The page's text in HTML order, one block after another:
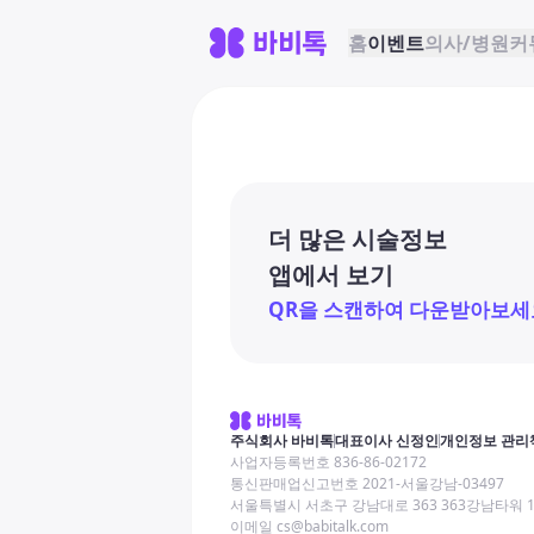
홈이벤트의사/병원커
더 많은 시술정보
앱에서 보기
QR을 스캔하여 다운받아보세
주식회사 바비톡대표이사 신정인개인정보 관리
사업자등록번호 836-86-02172
통신판매업신고번호 2021-서울강남-03497
서울특별시 서초구 강남대로 363 363강남타워
이메일 cs@babitalk.com